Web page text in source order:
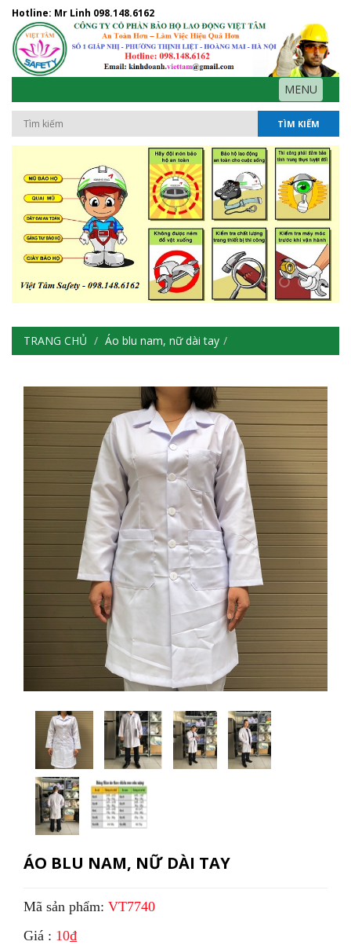
Hotline: Mr Linh 098.148.6162
MENU
TÌM KIẾM
TRANG CHỦ Áo blu nam, nữ dài tay
ÁO BLU NAM, NỮ DÀI TAY
Mã sản phẩm: VT7740
Giá : 10₫